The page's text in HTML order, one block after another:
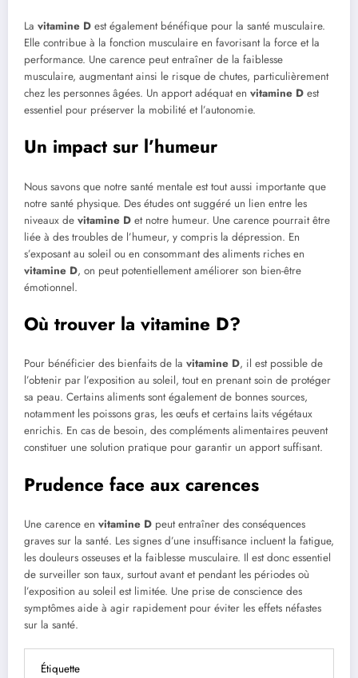
La vitamine D est également bénéfique pour la santé musculaire.
Elle contribue à la fonction musculaire en favorisant la force et la
performance. Une carence peut entraîner de la faiblesse
musculaire, augmentant ainsi le risque de chutes, particulièrement
chez les personnes âgées. Un apport adéquat en vitamine D est
essentiel pour préserver la mobilité et l’autonomie.
Un impact sur l’humeur
Nous savons que notre santé mentale est tout aussi importante que
notre santé physique. Des études ont suggéré un lien entre les
niveaux de vitamine D et notre humeur. Une carence pourrait être
liée à des troubles de l’humeur, y compris la dépression. En
s’exposant au soleil ou en consommant des aliments riches en
vitamine D, on peut potentiellement améliorer son bien-être
émotionnel.
Où trouver la vitamine D?
Pour bénéficier des bienfaits de la vitamine D, il est possible de
l’obtenir par l’exposition au soleil, tout en prenant soin de protéger
sa peau. Certains aliments sont également de bonnes sources,
notamment les poissons gras, les œufs et certains laits végétaux
enrichis. En cas de besoin, des compléments alimentaires peuvent
constituer une solution pratique pour garantir un apport suffisant.
Prudence face aux carences
Une carence en vitamine D peut entraîner des conséquences
graves sur la santé. Les signes d’une insuffisance incluent la fatigue,
les douleurs osseuses et la faiblesse musculaire. Il est donc essentiel
de surveiller son taux, surtout avant et pendant les périodes où
l’exposition au soleil est limitée. Une prise de conscience des
symptômes aide à agir rapidement pour éviter les effets néfastes
sur la santé.
Étiquette